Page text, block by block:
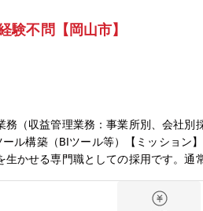
験不問【岡山市】
務（収益管理業務：事業所別、会社
ル構築（BIツール等）【ミッション
かせる専門職としての採用です。通
りますが、働き方改革の推進により